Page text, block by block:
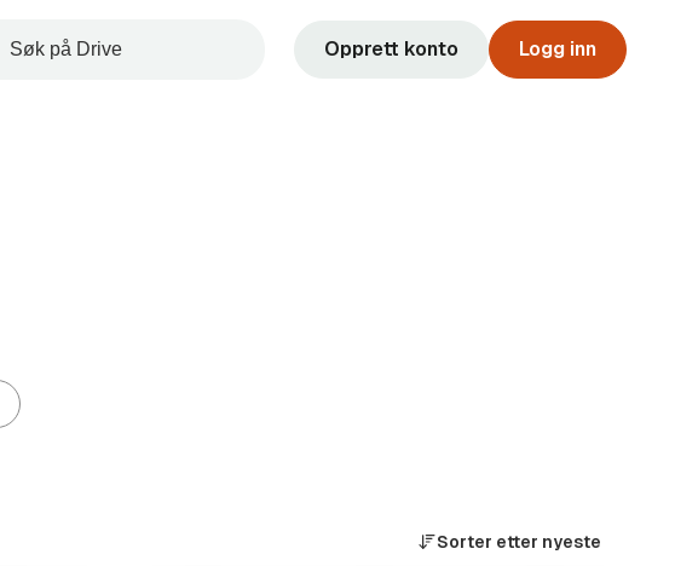
Opprett konto Logg inn
Sorter etter nyeste